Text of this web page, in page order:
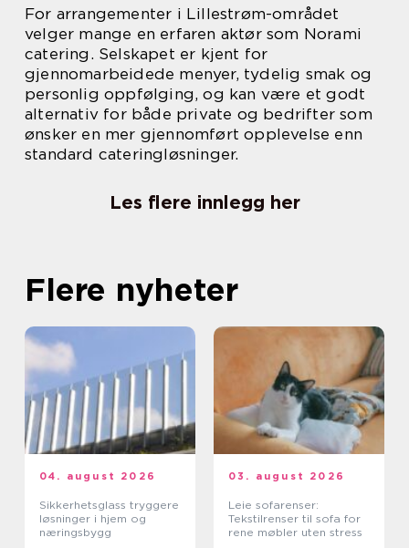
For arrangementer i Lillestrøm-området
velger mange en erfaren aktør som Norami
catering. Selskapet er kjent for
gjennomarbeidede menyer, tydelig smak og
personlig oppfølging, og kan være et godt
alternativ for både private og bedrifter som
ønsker en mer gjennomført opplevelse enn
standard cateringløsninger.
Les flere innlegg her
Flere nyheter
04. august 2026
Sikkerhetsglass tryggere
løsninger i hjem og
næringsbygg
03. august 2026
Leie sofarenser:
Tekstilrenser til sofa for
rene møbler uten stress